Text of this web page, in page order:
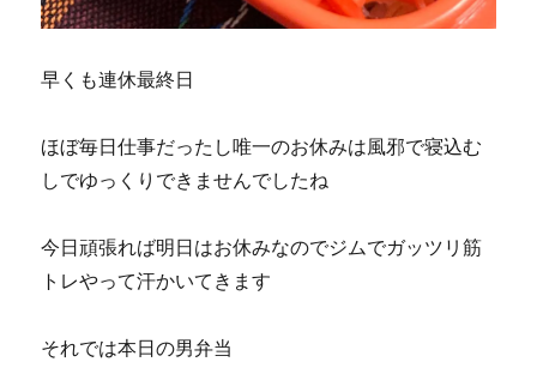
早くも連休最終日
ほぼ毎日仕事だったし唯一のお休みは風邪で寝込む
しでゆっくりできませんでしたね
今日頑張れば明日はお休みなのでジムでガッツリ筋
トレやって汗かいてきます
それでは本日の男弁当